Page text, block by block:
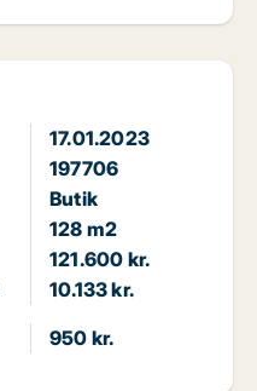
17.01.2023
197706
Butik
128 m2
121.600 kr.
10.133 kr.
950 kr.